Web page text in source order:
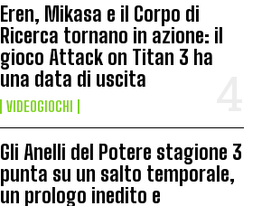
Eren, Mikasa e il Corpo di
Ricerca tornano in azione: il
gioco Attack on Titan 3 ha
una data di uscita
VIDEOGIOCHI
Gli Anelli del Potere stagione 3
punta su un salto temporale,
un prologo inedito e